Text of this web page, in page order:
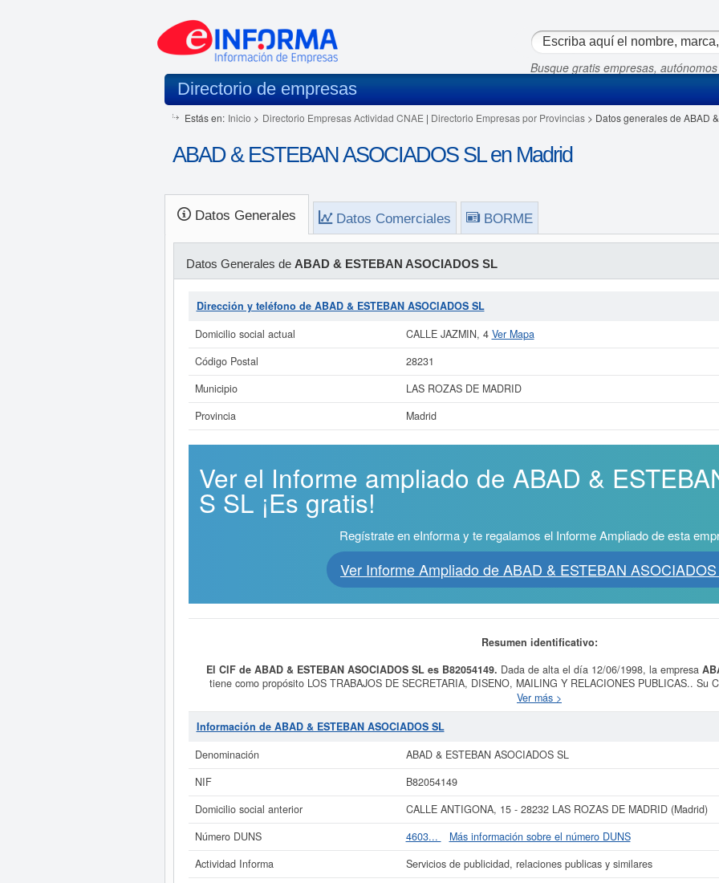
Busque gratis empresas,
Directorio de empresas
Estás en: Inicio > Directorio Empresas Actividad CNAE | Directorio Empresas por Provincias> Datos generales de ABAD
ABAD & ESTEBAN ASOCIADOS SL en Madrid
Datos Generales Datos Comerciales BORME
Datos Generales de ABAD & ESTEBAN ASOCIADOS SL
Dirección y teléfono de ABAD & ESTEBAN ASOCIADOS SL
Domicilio social actual
CALLE JAZMIN, 4 Ver Mapa
Código Postal
28231
Municipio
LAS ROZAS DE MADRID
Provincia
Madrid
Ver el Informe ampliado de ABAD &
S SL ¡Es gratis!
Regístrate en eInforma y te regalamos el Informe Ampliado de esta
Ver Informe Ampliado de ABAD & ESTEBAN
Resumen identificativo:
El CIF de ABAD & ESTEBAN ASOCIADOS SL es B82054149. Dada de alta el día 12/06/1998, la empresa
tiene como propósito LOS TRABAJOS DE SECRETARIA, DISENO, MAILING Y RELACIONES PUBLICAS.. Su
agencias de publicidad. Esta empresa está incluida dentro de la categoría SIC 73110000. La última consulta de
acumulando un total de 34 consultas. Si desea saber las subvenciones a las que esta empresa puede aspirar,
compañia sitúa su capital alrededor de unas cifras de 0 a 3.100 €. El apartado en el que está inscrita la empresa
Si está interesado en conocer más datos de la empresa ABAD & ESTEBAN ASOCIADOS SL puede
de ABAD & ESTEBAN ASOCIADOS SL y consultar los resultados de sus años de actividad, así como los
La última actualización del informe de empresa se ha realizado el 16/10/2025.
Ver más >
Información de ABAD & ESTEBAN ASOCIADOS SL
Denominación
ABAD & ESTEBAN ASOCIADOS SL
NIF
B82054149
Domicilio social anterior
CALLE ANTIGONA, 15 - 28232 LAS ROZAS DE MADRID (Madrid)
Número DUNS
4603...
Más información sobre el número DUNS
Actividad Informa
Servicios de publicidad, relaciones publicas y similares